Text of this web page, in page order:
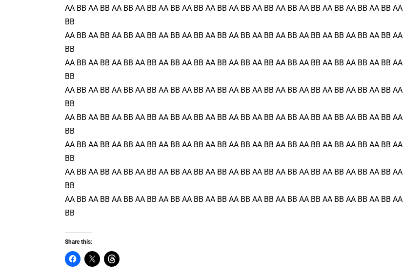
AA BB AA BB AA BB AA BB AA BB AA BB AA BB AA BB AA BB AA BB AA BB AA BB AA BB AA BB AA
BB
AA BB AA BB AA BB AA BB AA BB AA BB AA BB AA BB AA BB AA BB AA BB AA BB AA BB AA BB AA
BB
AA BB AA BB AA BB AA BB AA BB AA BB AA BB AA BB AA BB AA BB AA BB AA BB AA BB AA BB AA
BB
AA BB AA BB AA BB AA BB AA BB AA BB AA BB AA BB AA BB AA BB AA BB AA BB AA BB AA BB AA
BB
AA BB AA BB AA BB AA BB AA BB AA BB AA BB AA BB AA BB AA BB AA BB AA BB AA BB AA BB AA
BB
AA BB AA BB AA BB AA BB AA BB AA BB AA BB AA BB AA BB AA BB AA BB AA BB AA BB AA BB AA
BB
AA BB AA BB AA BB AA BB AA BB AA BB AA BB AA BB AA BB AA BB AA BB AA BB AA BB AA BB AA
BB
AA BB AA BB AA BB AA BB AA BB AA BB AA BB AA BB AA BB AA BB AA BB AA BB AA BB AA BB AA
BB
Share this: